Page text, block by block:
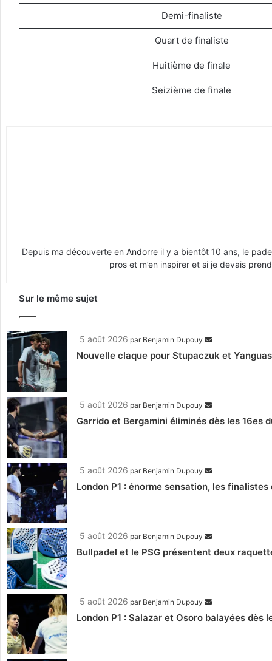
Demi-finaliste
Quart de finaliste
Huitième de finale
Seizième de finale
Depuis ma découverte en Andorre il y a bientôt 10 ans, le
pros et m’en inspirer et si je devais
Sur le même sujet
5 août 2026 par Benjamin Dupouy
Nouvelle claque pour Stupaczuk et
5 août 2026 par Benjamin Dupouy
Garrido et Bergamini éliminés dès les 16es
5 août 2026 par Benjamin Dupouy
London P1 : énorme sensation, les
5 août 2026 par Benjamin Dupouy
Bullpadel et le PSG présentent deux
5 août 2026 par Benjamin Dupouy
London P1 : Salazar et Osoro balayées